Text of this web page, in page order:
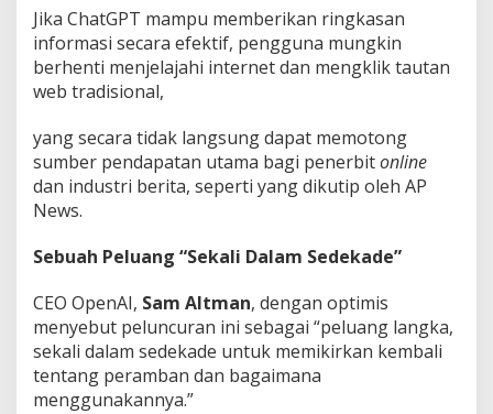
m
e
Jika ChatGPT mampu memberikan ringkasan
informasi secara efektif, pengguna mungkin
berhenti menjelajahi internet dan mengklik tautan
web tradisional,
yang secara tidak langsung dapat memotong
sumber pendapatan utama bagi penerbitonline
dan industri berita, seperti yang dikutip oleh AP
News.
Sebuah Peluang “Sekali Dalam Sedekade”
CEO OpenAI, Sam Altman, dengan optimis
menyebut peluncuran ini sebagai “peluang langka,
sekali dalam sedekade untuk memikirkan kembali
tentang peramban dan bagaimana
menggunakannya.”